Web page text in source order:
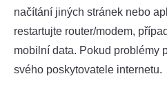
načítání jiných stránek nebo
restartujte router/modem,
mobilní data. Pokud problémy
svého poskytovatele internetu.